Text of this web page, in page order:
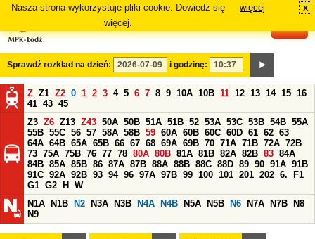
Nasza strona wykorzystuje pliki cookie. Dowiedz się
więcej.
więcej x
Sprawdź rozkład na dzień: i godzinę:
Z Z1 Z2 0 1 2 3 4 5 6 7 8 9 10A 10B 11 12 13 14 15 16
41 43 45
Z3 Z6 Z13 Z43 50A 50B 51A 51B 52 53A 53C 53B 54B 55A
55B 55C 56 57 58A 58B 59 60A 60B 60C 60D 61 62 63
64A 64B 65A 65B 66 67 68 69A 69B 70 71A 71B 72A 72B
73 75A 75B 76 77 78 80A 80B 81A 81B 82A 82B 83 84A
84B 85A 85B 86 87A 87B 88A 88B 88C 88D 89 90 91A 91B
91C 92A 92B 93 94 96 97A 97B 99 100 101 201 202 6.
F1
G1 G2 H
W
N1A
N1B N2 N3A N3B N4A N4B N5A N5B N6 N7A N7B
N8
N9